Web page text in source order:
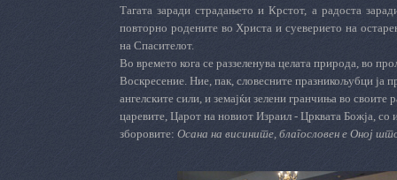
Тагата заради страдањето и Крстот, а радоста
повторно родените во Христа и суеверието на
на Спасителот.
Во времето кога се раззеленува целата природа, во
Воскресение. Ние, пак, словесните празникољубци ја
ангелските сили, и земајќи зелени гранчиња во
царевите, Царот на новиот Израил - Црквата Божја,
зборовите: Осана на висините, благословен е Оној